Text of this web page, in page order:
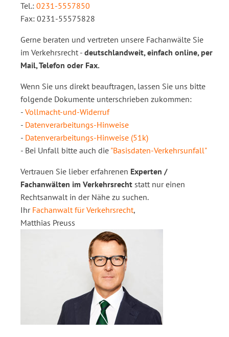
Tel.: 0231-5557850
Fax: 0231-55575828
Gerne beraten und vertreten unsere Fachanwälte Sie
im Verkehrsrecht - deutschlandweit, einfach online, per
Mail, Telefon oder Fax.
Wenn Sie uns direkt beauftragen, lassen Sie uns bitte
folgende Dokumente unterschrieben zukommen:
- Vollmacht-und-Widerruf
- Datenverarbeitungs-Hinweise
- Datenverarbeitungs-Hinweise (51k)
- Bei Unfall bitte auch die "Basisdaten-Verkehrsunfall"
Vertrauen Sie lieber erfahrenen Experten /
Fachanwälten im Verkehrsrecht statt nur einen
Rechtsanwalt in der Nähe zu suchen.
Ihr Fachanwalt für Verkehrsrecht,
Matthias Preuss